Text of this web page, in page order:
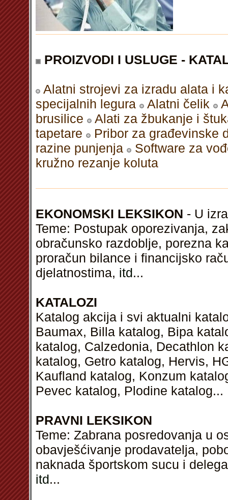
PROIZVODI I USLUGE -
Alatni strojevi za izradu alata i
specijalnih legura
Alatni čelik
brusilice
Alati za žbukanje i
tapetare
Pribor za građevinske
razine punjenja
Software za
kružno rezanje koluta
EKONOMSKI LEKSIKON - U
Teme: Postupak oporezivanja,
obračunsko razdoblje, porezna
proračun bilance i financijsko
djelatnostima, itd...
KATALOZI
Katalog akcija i svi aktualni
Baumax, Billa katalog, Bipa
katalog, Calzedonia, Decathlon
katalog, Getro katalog, Hervis,
Kaufland katalog, Konzum
Pevec katalog, Plodine katalog...
PRAVNI LEKSIKON
Teme: Zabrana posredovanja u
obavješćivanje prodavatelja,
naknada športskom sucu i
itd...